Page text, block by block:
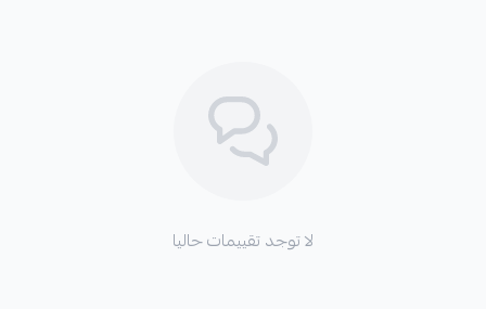
لا توجد تقييمات حاليا